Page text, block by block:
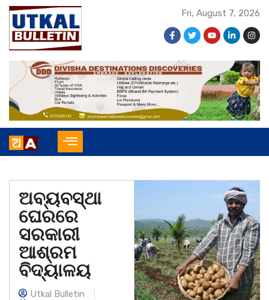
Fri, August 7, 2026
ଅବ୍ୟବସ୍ଥା
ଘେରରେ
ସରକାରୀ
ଆଶ୍ରମ
ବିଦ୍ୟାଳୟ
Utkal Bulletin